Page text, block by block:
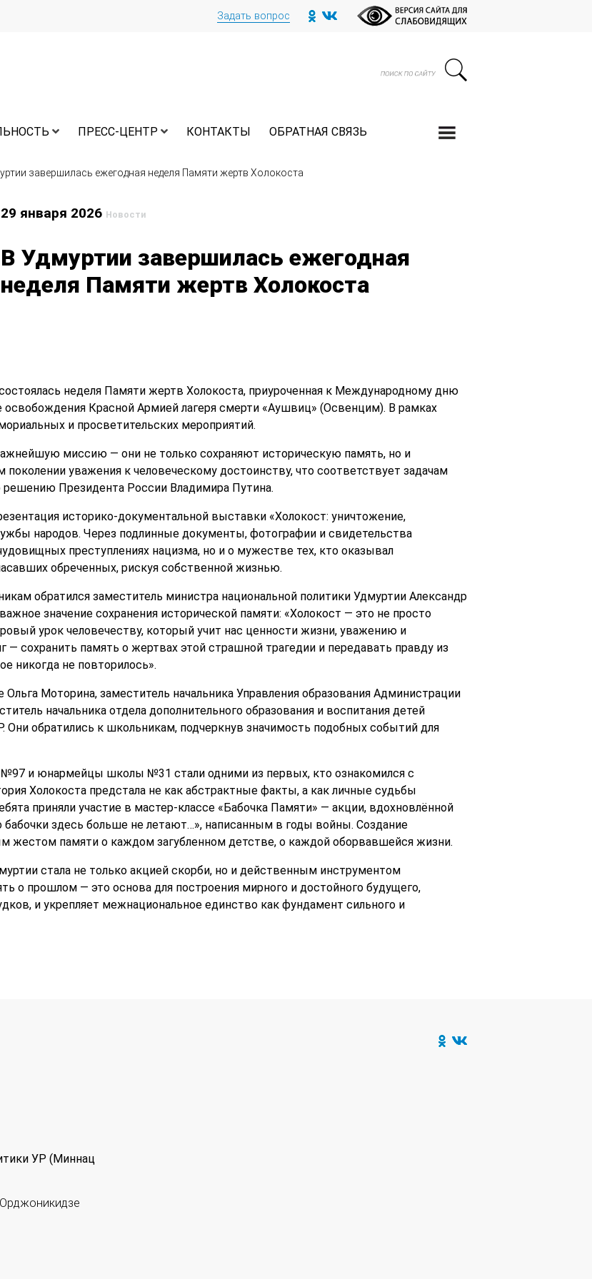
Задать вопрос
ПРЕСС-ЦЕНТР КОНТАКТЫ ОБРАТНАЯ СВЯЗЬ
завершилась ежегодная неделя Памяти жертв Холокоста
29 января 2026 Новости
В Удмуртии завершилась ежегодная
неделя Памяти жертв Холокоста
неделя Памяти жертв Холокоста, приуроченная к Международному дню
Красной Армией лагеря смерти «Аушвиц» (Освенцим). В рамках
и просветительских мероприятий.
миссию — они не только сохраняют историческую память, но и
уважения к человеческому достоинству, что соответствует задачам
решению Президента России Владимира Путина.
историко-документальной выставки «Холокост: уничтожение,
народов. Через подлинные документы, фотографии и свидетельства
преступлениях нацизма, но и о мужестве тех, кто оказывал
обреченных, рискуя собственной жизнью.
обратился заместитель министра национальной политики Удмуртии Александр
значение сохранения исторической памяти: «Холокост — это не просто
урок человечеству, который учит нас ценности жизни, уважению и
сохранить память о жертвах этой страшной трагедии и передавать правду из
никогда не повторилось».
Моторина, заместитель начальника Управления образования Администрации
начальника отдела дополнительного образования и воспитания детей
Они обратились к школьникам, подчеркнув значимость подобных событий для
и юнармейцы школы №31 стали одними из первых, кто ознакомился с
Холокоста предстала не как абстрактные факты, а как личные судьбы
приняли участие в мастер-классе «Бабочка Памяти» — акции, вдохновлённой
здесь больше не летают…», написанным в годы войны. Создание
жестом памяти о каждом загубленном детстве, о каждой оборвавшейся жизни.
стала не только акцией скорби, но и действенным инструментом
о прошлом — это основа для построения мирного и достойного будущего,
и укрепляет межнациональное единство как фундамент сильного и
УР (Миннац